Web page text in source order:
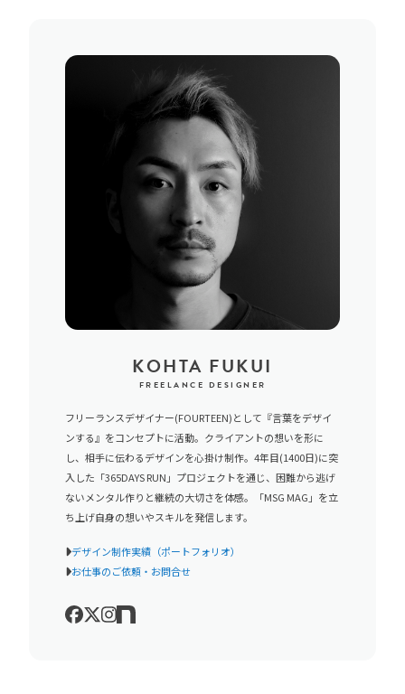
KOHTA FUKUI
FREELANCE DESIGNER
フリーランスデザイナー(FOURTEEN)として『言葉をデザイ
ンする』をコンセプトに活動。クライアントの想いを形に
し、相手に伝わるデザインを心掛け制作。4年目(1400日)に突
入した「365DAYS RUN」プロジェクトを通じ、困難から逃げ
ないメンタル作りと継続の大切さを体感。「MSG MAG」を立
ち上げ自身の想いやスキルを発信します。
デザイン制作実績（ポートフォリオ）
お仕事のご依頼・お問合せ